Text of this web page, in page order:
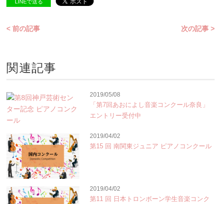
LINEで送る
< 前の記事 次の記事 >
関連記事
2019/05/08
「第7回あおによし音楽コンクール奈良」
エントリー受付中
2019/04/02
第15 回 南関東ジュニア ピアノコンクール
2019/04/02
第11 回 日本トロンボーン学生音楽コンク